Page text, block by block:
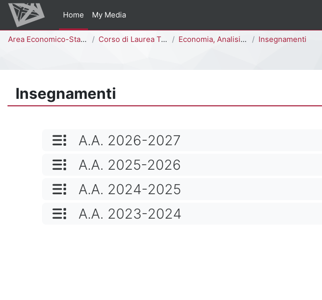
Vai al contenuto principale
Home
My Media
Percorso della paginaArea Economico-Statistica Corso di Laurea Triennale Economia, Analisi dei Dati e Management [E3305M - E3303M] Insegnamenti
Insegnamenti
NOME CATEGORIA
A.A. 2026-2027
NOME CATEGORIA
A.A. 2025-2026
NOME CATEGORIA
A.A. 2024-2025
NOME CATEGORIA
A.A. 2023-2024